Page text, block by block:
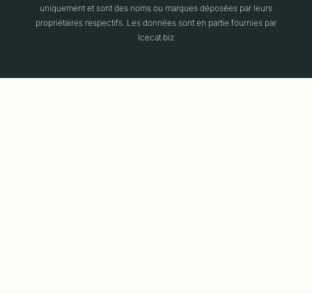
uniquement et sont des noms ou marques déposées par leurs
propriétaires respectifs. Les données sont en partie fournies par
Icecat.biz